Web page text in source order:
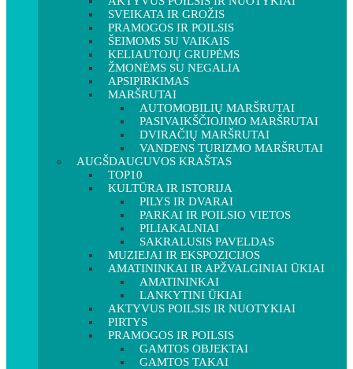
SVEIKATA IR GROŽIS
PRAMOGOS IR POILSIS
ŠEIMOMS SU VAIKAIS
KELIAUTOJŲ GRUPĖMS
ŽMONĖMS SU NEGALIA
APSIPIRKIMAS
MARŠRUTAI
AUTOMOBILIŲ MARŠRUTAI
PASIVAIKŠČIOJIMO MARŠRUTAI
DVIRAČIŲ MARŠRUTAI
VANDENS TURIZMO MARŠRUTAI
AUGŠDAUGUVOS KRAŠTAS
TOP10
KULTŪRA IR ISTORIJA
PILYS IR DVARAI
PARKAI IR POILSIO VIETOS
PILIAKALNIAI
SAKRALUSIS PAVELDAS
MUZIEJAI IR EKSPOZICIJOS
AMATININKAI IR APŽVALGINIAI ŪKIAI
AMATININKAI
LANKYTINI ŪKIAI
AKTYVUS POILSIS IR NUOTYKIAI
PIRTYS
PRAMOGOS IR POILSIS
GAMTOS OBJEKTAI
GAMTOS TAKAI